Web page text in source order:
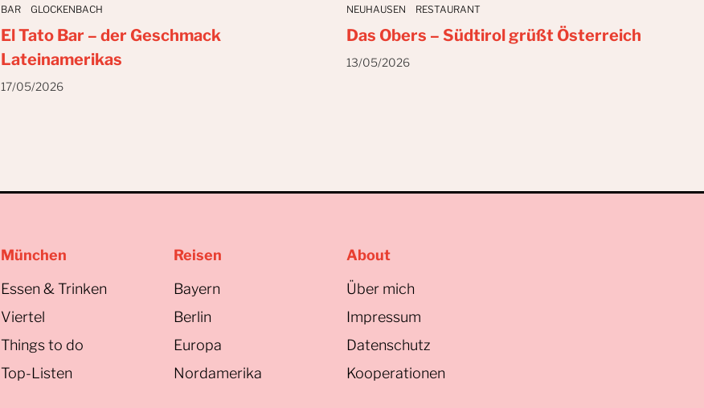
BAR GLOCKENBACH
El Tato Bar – der Geschmack
Lateinamerikas
17/05/2026
NEUHAUSEN RESTAURANT
Das Obers – Südtirol grüßt Österreich
13/05/2026
München
Essen & Trinken
Viertel
Things to do
Top-Listen
Reisen
Bayern
Berlin
Europa
Nordamerika
About
Über mich
Impressum
Datenschutz
Kooperationen